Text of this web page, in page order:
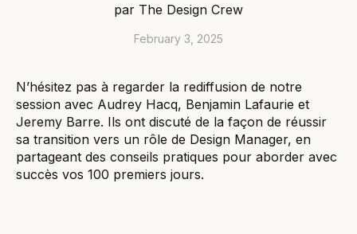
par The Design Crew
February 3, 2025
N’hésitez pas à regarder la rediffusion de notre
session avec Audrey Hacq, Benjamin Lafaurie et
Jeremy Barre. Ils ont discuté de la façon de réussir
sa transition vers un rôle de Design Manager, en
partageant des conseils pratiques pour aborder avec
succès vos 100 premiers jours.